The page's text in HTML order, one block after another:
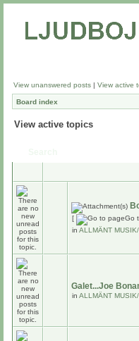
View unanswered posts | View active
Board index
View active topics
[ Go
in ALLMÄNT
Galet...Joe
in ALLMÄNT